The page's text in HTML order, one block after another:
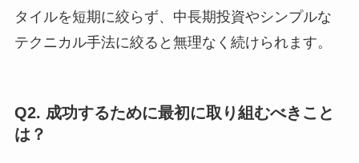
タイルを短期に絞らず、中長期投資やシンプルな
テクニカル手法に絞ると無理なく続けられます。
Q2. 成功するために最初に取り組むべきこと
は？